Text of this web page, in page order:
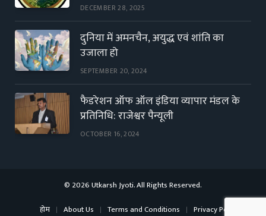
DECEMBER 28, 2025
दुनिया में अमनचैन, अयुद्ध एवं शांति का
उजाला हो
SEPTEMBER 20, 2024
फैडरेशन ऑफ ऑल इंडिया व्यापार मंडल के
प्रतिनिधि: राजेश्वर पैन्यूली
OCTOBER 16, 2024
© 2026 Utkarsh Jyoti. All Rights Reserved.
होम
About Us Terms and Conditions Privacy Policy